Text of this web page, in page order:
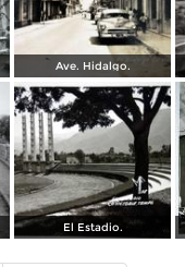
Ave. Hidalgo.
El Estadio.